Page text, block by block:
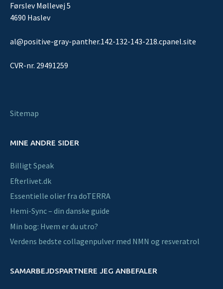
Førslev Møllevej 5
4690 Haslev
al@positive-gray-panther.142-132-143-218.cpanel.site
CVR-nr. 29491259
Sitemap
MINE ANDRE SIDER
Billigt Speak
Efterlivet.dk
Essentielle olier fra doTERRA
Hemi-Sync – din danske guide
Min bog: Hvem er du utro?
Verdens bedste collagenpulver med NMN og resveratrol
SAMARBEJDSPARTNERE JEG ANBEFALER